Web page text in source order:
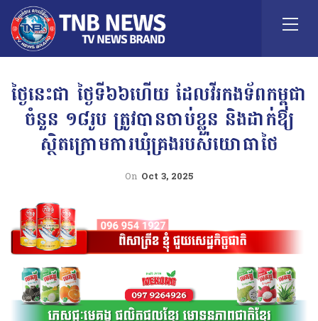
ថ្ងៃនេះជា ថ្ងៃទី៦៦ហើយ ដែលវីរកងទ័ពកម្ពុជា
ចំនួន ១៨រូប ត្រូវបានចាប់ខ្លួន និងដាក់ឱ្យ
ស្ថិតក្រោមការឃុំគ្រងរបស់យោធាថៃ
On Oct 3, 2025